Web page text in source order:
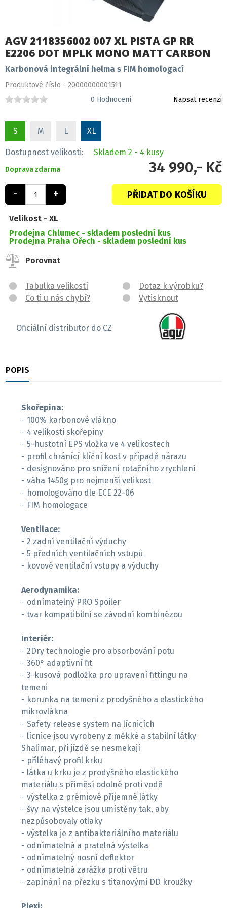
AGV 2118356002 007 XL PISTA GP RR
E2206 DOT MPLK MONO MATT CARBON
Karbonová integrální helma s FIM homologací
Produktové číslo - 20000000001511
0 Hodnocení Napsat recenzi
S M L XL
Dostupnost velikosti: Skladem 2 - 4 kusy
Doprava zdarma 34 990,- Kč
- + PŘIDAT DO KOŠÍKU
Velikost - XL
Prodejna Chlumec - skladem poslední kus
Prodejna Praha Ořech - skladem poslední kus
Porovnat
Tabulka velikostí
Co ti u nás chybí?
Dotaz k výrobku?
Vytisknout
Oficiální distributor do CZ
POPIS
Skořepina:
- 100% karbonové vlákno
- 4 velikosti skořepiny
- 5-hustotní EPS vložka ve 4 velikostech
- profil chránící klíční kost v případě nárazu
- designováno pro snížení rotačního zrychlení
- váha 1450g pro nejmenší velikost
- homologováno dle ECE 22-06
- FIM homologace
Ventilace:
- 2 zadní ventilační výduchy
- 5 předních ventilačních vstupů
- kovové ventilační vstupy a výduchy
Aerodynamika:
- odnímatelný PRO Spoiler
- tvar kompatibilní se závodní kombinézou
Interiér:
- 2Dry technologie pro absorbování potu
- 360° adaptivní fit
- 3-kusová podložka pro upravení fittingu na
temeni
- korunka na temeni z prodyšného a elastického
mikrovlákna
- Safety release system na lícnicích
- lícnice jsou vyrobeny z měkké a stabilní látky
Shalimar, při jízdě se nesmekají
- přiléhavý profil krku
- látka u krku je z prodyšného elastického
materiálu s příměsí odolné proti vodě
- výstelka z prémiové příjemné látky
- švy na výstelce jsou umístěny tak, aby
nezpůsobovaly otlaky
- výstelka je z antibakteriálního materiálu
- odnímatelná a pratelná výstelka
- odnímatelný nosní deflektor
- odnímatelná zarážka proti větru
- zapínání na přezku s titanovými DD kroužky